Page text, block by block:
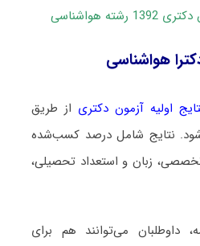
هواشناسی
هواشناسی
اولیه آزمون دکتری از طریق
نتایج شامل درصد کسب‌شده
زبان و استعداد تحصیلی،
داوطلبان می‌توانند هم برای